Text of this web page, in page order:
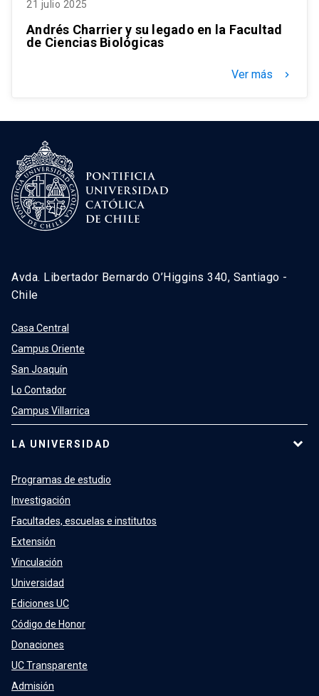
21 julio 2025
Andrés Charrier y su legado en la Facultad
de Ciencias Biológicas
Ver más keyboard_arrow_right
Avda. Libertador Bernardo O’Higgins 340, Santiago -
Chile
Casa Central
Campus Oriente
San Joaquín
Lo Contador
Campus Villarrica
LA UNIVERSIDAD
Programas de estudio
Investigación
Facultades, escuelas e institutos
Extensión
Vinculación
Universidad
Ediciones UC
Código de Honor
Donaciones
UC Transparente
Admisión